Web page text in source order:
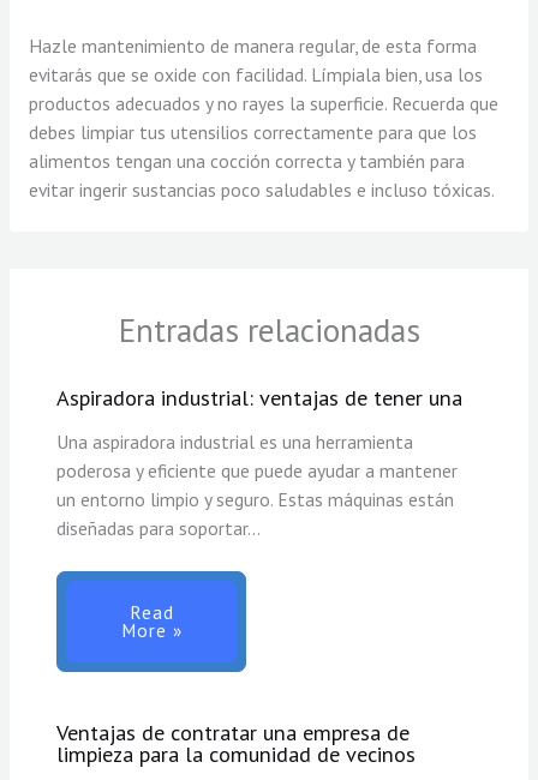
Hazle mantenimiento de manera regular, de esta forma
evitarás que se oxide con facilidad. Límpiala bien, usa los
productos adecuados y no rayes la superficie. Recuerda que
debes limpiar tus utensilios correctamente para que los
alimentos tengan una cocción correcta y también para
evitar ingerir sustancias poco saludables e incluso tóxicas.
Entradas relacionadas
Aspiradora industrial: ventajas de tener una
Una aspiradora industrial es una herramienta
poderosa y eficiente que puede ayudar a mantener
un entorno limpio y seguro. Estas máquinas están
diseñadas para soportar…
Read
More »
Ventajas de contratar una empresa de
limpieza para la comunidad de vecinos